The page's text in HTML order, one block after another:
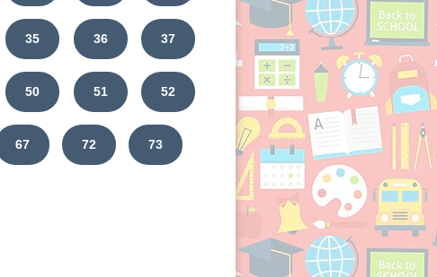
35 36 37
50 51 52
67 72 73